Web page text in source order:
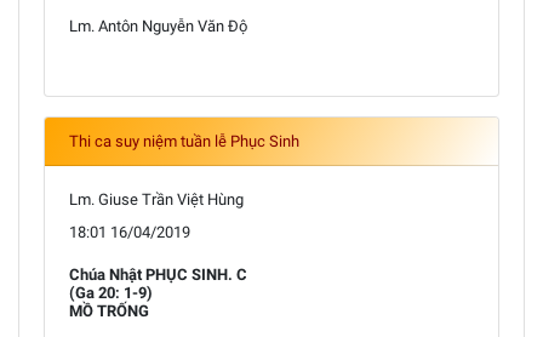
Lm. Antôn Nguyễn Văn Độ
Thi ca suy niệm tuần lễ Phục Sinh
Lm. Giuse Trần Việt Hùng
18:01 16/04/2019
Chúa Nhật PHỤC SINH. C
(Ga 20: 1-9)
MỒ TRỐNG